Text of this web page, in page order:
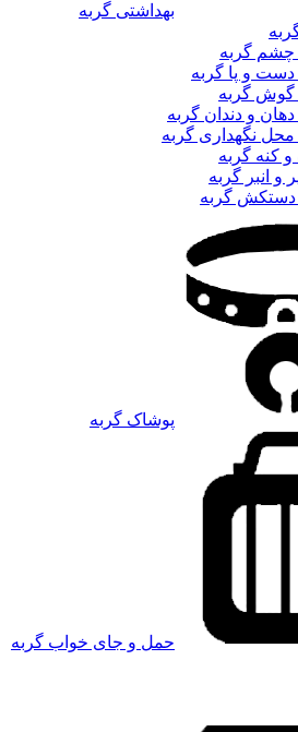
بهداشتی گربه
گربه
و پا گربه
گوش گربه
و دندان گربه
نگهداری گربه
کنه گربه
و انبر گربه
گربه
پوشاک گربه
حمل و جای خواب گربه